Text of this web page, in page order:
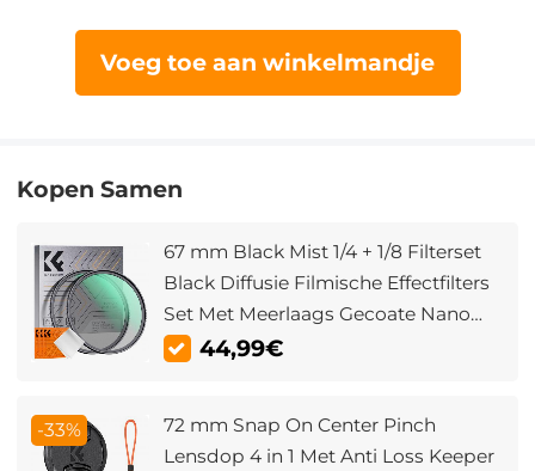
Voeg toe aan winkelmandje
Kopen Samen
67 mm Black Mist 1/4 + 1/8 Filterset
Black Diffusie Filmische Effectfilters
Set Met Meerlaags Gecoate Nano
Klear Serie
44,99€
-33%
72 mm Snap On Center Pinch
Lensdop 4 in 1 Met Anti Loss Keeper